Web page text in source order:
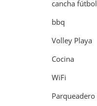
cancha fútbol
bbq
Volley Playa
Cocina
WiFi
Parqueadero